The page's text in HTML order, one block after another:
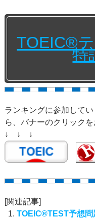
TOEIC®
特
ランキングに参加して
ら、バナーのクリックを
↓ ↓ ↓
[関連記事]
TOEIC®TEST予想問